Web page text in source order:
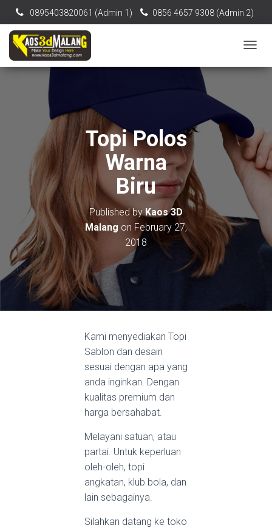
0895403820061‬ (Admin 1) 0856 4657 9308 (Admin 2)
O
N
A
V
I
G
I
Topi Polos
Warna
Biru
Published byKaos 3D
Malang on February 27,
2018
Kami menyediakan Topi
Sablon dan desain
sesuai dengan apa yang
anda inginkan. Dengan
kualitas premium dan
harga bersahabat.
Melayani satuan, atau
partai. Untuk keperluan
oleh-oleh, topi
angkatan, klub bola, dan
lain sebagainya.
Silahkan datang ke toko